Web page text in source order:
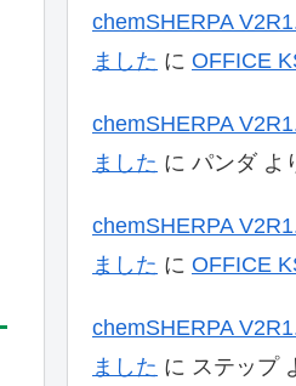
chemSHERPA
ました に OFFICE
chemSHERPA
ました に パンダ よ
chemSHERPA
ました に OFFICE
chemSHERPA
ました に ステップ